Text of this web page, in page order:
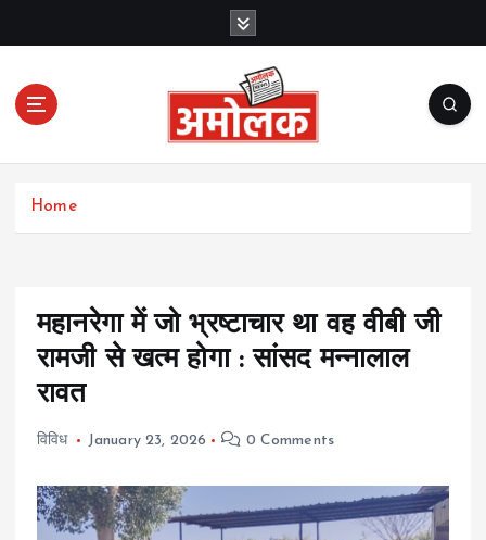
c
Amolak News
Home
महानरेगा में जो भ्रष्टाचार था वह वीबी जी
रामजी से खत्म होगा : सांसद मन्नालाल
रावत
विविध January 23, 2026 0 Comments